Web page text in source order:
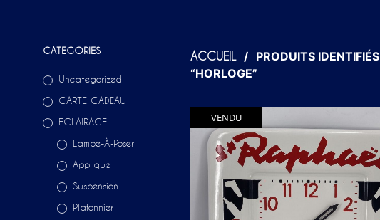
CATEGORIES
Uncategorized
CARTE CADEAU
ÉCLAIRAGE
Lampe-À-Poser
Applique
Suspension
Plafonnier
ACCUEIL / PRODUITS IDENTIFIÉS
“HORLOGE”
VENDU